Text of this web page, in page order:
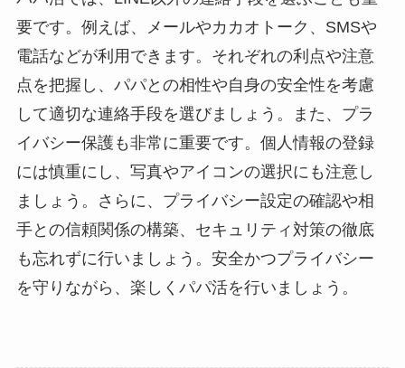
要です。例えば、メールやカカオトーク、SMSや
電話などが利用できます。それぞれの利点や注意
点を把握し、パパとの相性や自身の安全性を考慮
して適切な連絡手段を選びましょう。また、プラ
イバシー保護も非常に重要です。個人情報の登録
には慎重にし、写真やアイコンの選択にも注意し
ましょう。さらに、プライバシー設定の確認や相
手との信頼関係の構築、セキュリティ対策の徹底
も忘れずに行いましょう。安全かつプライバシー
を守りながら、楽しくパパ活を行いましょう。